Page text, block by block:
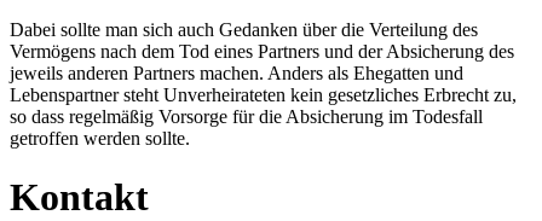
Dabei sollte man sich auch Gedanken über die Verteilung des
Vermögens nach dem Tod eines Partners und der Absicherung des
jeweils anderen Partners machen. Anders als Ehegatten und
Lebenspartner steht Unverheirateten kein gesetzliches Erbrecht zu,
so dass regelmäßig Vorsorge für die Absicherung im Todesfall
getroffen werden sollte.
Kontakt